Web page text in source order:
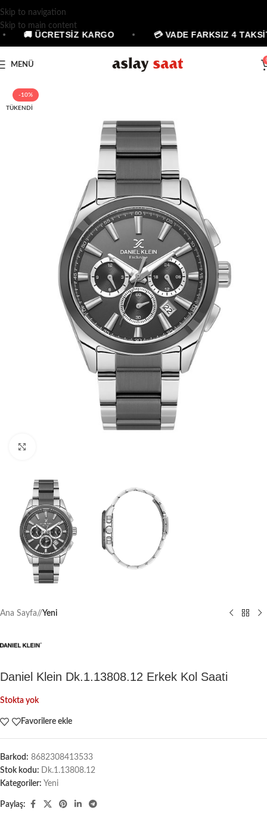
Skip to navigation
Skip to main content
🚚 ÜCRETSİZ KARGO 💳 VADE FARKSIZ 4 TAKSİT
MENÜ
-10%
TÜKENDI
Ana Sayfa/ Yeni
Daniel Klein Dk.1.13808.12 Erkek Kol Saati
Stokta yok
Favorilere ekle
Barkod: 8682308413533
Stok kodu:
Dk.1.13808.12
Kategoriler: Yeni
Paylaş: